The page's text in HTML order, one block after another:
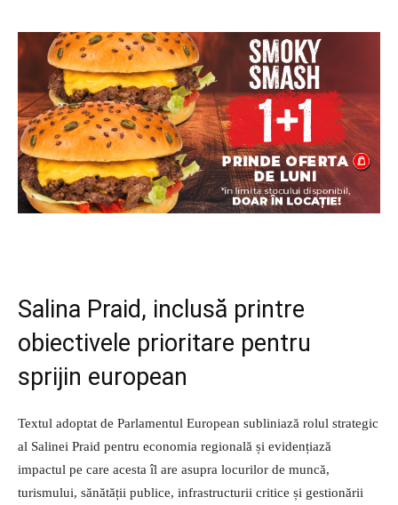
Salina Praid, inclusă printre
obiectivele prioritare pentru
sprijin european
Textul adoptat de Parlamentul European subliniază rolul strategic
al Salinei Praid pentru economia regională și evidențiază
impactul pe care acesta îl are asupra locurilor de muncă,
turismului, sănătății publice, infrastructurii critice și gestionării